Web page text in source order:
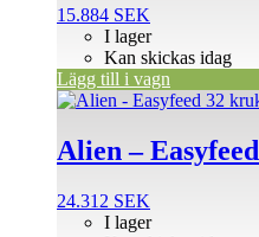
15.884 SEK
I lager
Kan skickas idag
Lägg till i vagn
Alien –
24.312 SEK
I lager